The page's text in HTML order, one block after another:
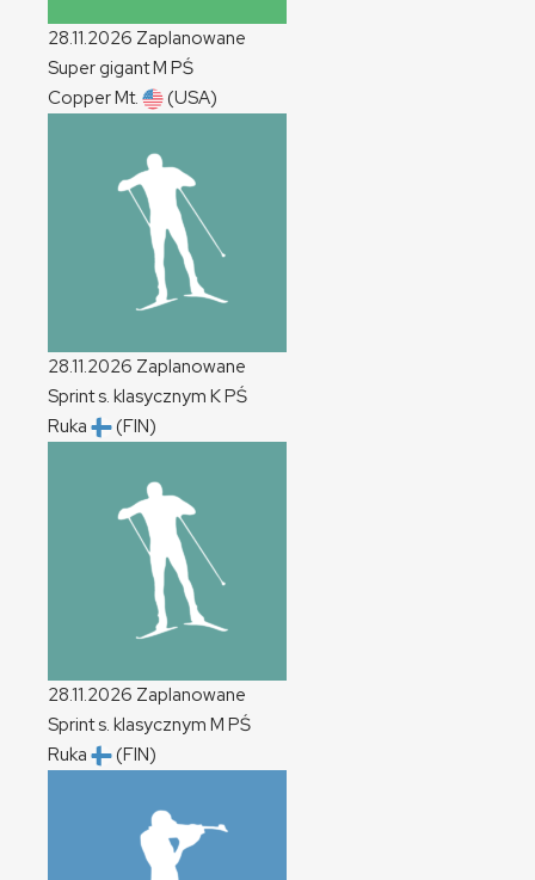
28.11.2026 Zaplanowane
Super gigantM PŚ
Copper Mt.
(USA)
28.11.2026 Zaplanowane
Sprint s. klasycznym KPŚ
Ruka
(FIN)
28.11.2026 Zaplanowane
Sprint s. klasycznym M PŚ
Ruka
(FIN)